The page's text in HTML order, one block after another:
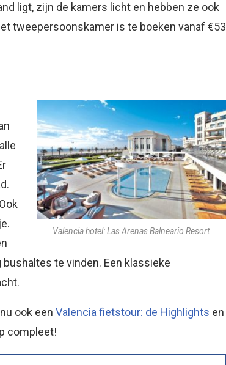
ligt, zijn de kamers licht en hebben ze ook
tweepersoonskamer is te boeken vanaf €53
Valencia hotel: Las Arenas Balneario Resort
te vinden. Een klassieke
ook een Valencia fietstour: de Highlights en
compleet!